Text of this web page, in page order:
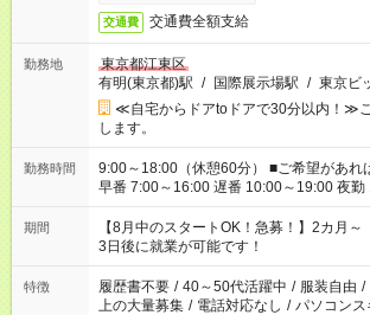
交通費 交通費全額支給
勤務地
東京都江東区
有明(東京都)駅 / 国際展示場駅 / 東京ビ
≪自宅からドアtoドアで30分以内！≫
します。
勤務時間
9:00～18:00（休憩60分） ■ご希望があれば下記シフトもOK！
早番 7:00～16:00 遅番 10:00～19:00 夜勤
と休みを合わせたい」 「余裕を持って夕
「できれば残業はしたくない」 など、ご
ね。 ※Wワーク希望の方へ 今ご覧のお仕事で希望する勤務時間
と、もう1つのお仕事の勤務時間。 合計
合は応募できません。
期間
【8月中のスタートOK！急募！】2カ月
3日後に就業が可能です！
特徴 履歴書不要 / 40～50代活躍中 / 服装自由 /
上の大量募集 / 電話対応なし / パソコンス